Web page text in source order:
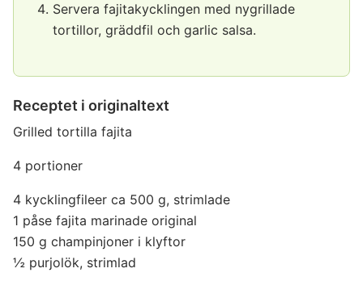
Servera fajitakycklingen med nygrillade
tortillor, gräddfil och garlic salsa.
Receptet i originaltext
Grilled tortilla fajita
4 portioner
4 kycklingfileer ca 500 g, strimlade
1 påse fajita marinade original
150 g champinjoner i klyftor
½ purjolök, strimlad